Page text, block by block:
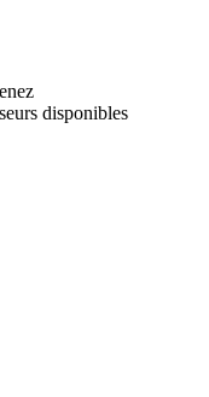
disponibles